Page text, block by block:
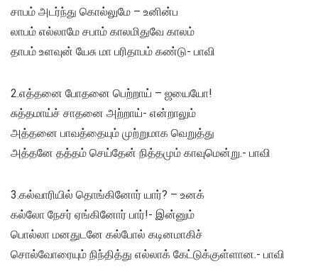
சாபம் அடர்ந்து கொல்லுமே – உனின்ப
லாபம் எல்லாமே சபாம் காலமிதுவே காலம்
தாபம் உளவுன் யேசு மா பரிதாபம் கண்டு- பாவி
2.எத்தனை போதனை பெற்றாய் – ஜயையோ!
சுத்தமாய்ச் சாதனை அற்றாய்- என்றாலும்
அத்தனை பாவத்தையும் முற்றுமாக வெறுத்து
அத்தனே தத்தம் செய்தேன் நித்தமும் காவுமென்று.- பாவி
3.கல்வாரியில் தொங்கினோர் யார்? – உனக்
கல்லோ நேசர் ஏங்கினோர் பார்!- இன்னும்
பொல்லா மனதுடனே கல்போல் கடினமாகிச்
சொல்வோரையும் நிந்தித்து எல்லாக் கேட்டுக்குள்ளான.- பாவி